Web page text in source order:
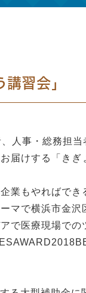
習会」
人事・総務担当
届けする「きぎ
業もやればでき
マで横浜市金沢
で医療現場での